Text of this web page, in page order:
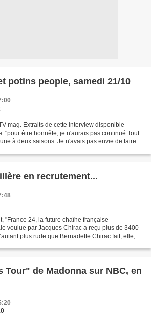
potins people, samedi 21/10
mag. Extraits de cette interview disponible
"pour être honnête, je n'aurais pas continué Tout
à deux saisons. Je n'avais pas envie de faire
en recrutement...
"France 24, la future chaîne française
voulue par Jacques Chirac a reçu plus de 3400
plus rude que Bernadette Chirac fait, elle,
Tour" de Madonna sur NBC, en